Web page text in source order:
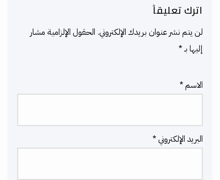
اترك تعليقاً
لن يتم نشر عنوان بريدك الإلكتروني. الحقول الإلزامية مشار
إليها بـ*
الاسم*
البريد الإلكتروني*